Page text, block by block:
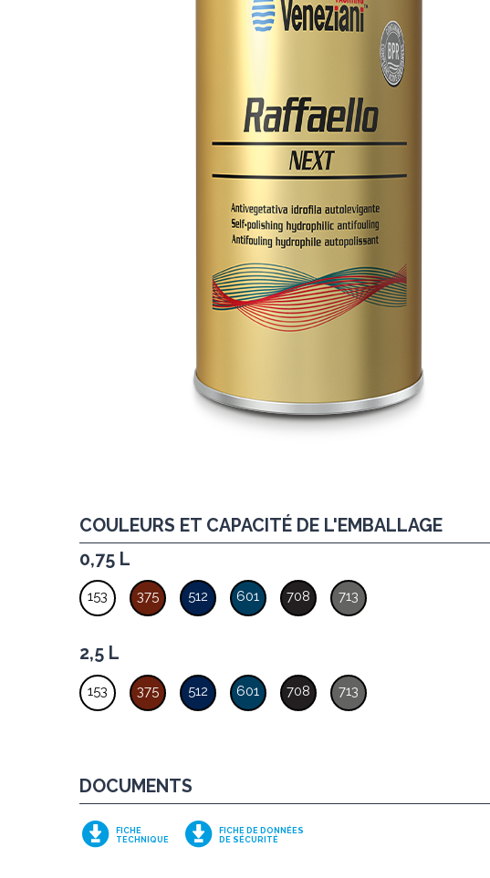
COULEURS ET CAPACITÉ DE L'EMBALLAGE
0,75 L
153 375 512 601 708 713
2,5 L
153 375 512 601 708 713
DOCUMENTS
FICHE
TECHNIQUE
FICHE DE DONNÉES
DE SÉCURITÉ